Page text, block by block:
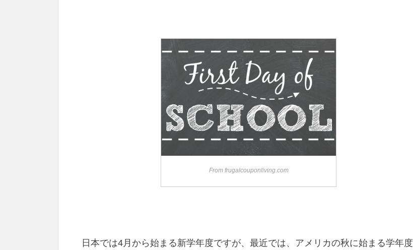
From frugalcouponliving.com
日本では4月から始まる新学年度ですが、最近では、アメリカの秋に始まる学年度